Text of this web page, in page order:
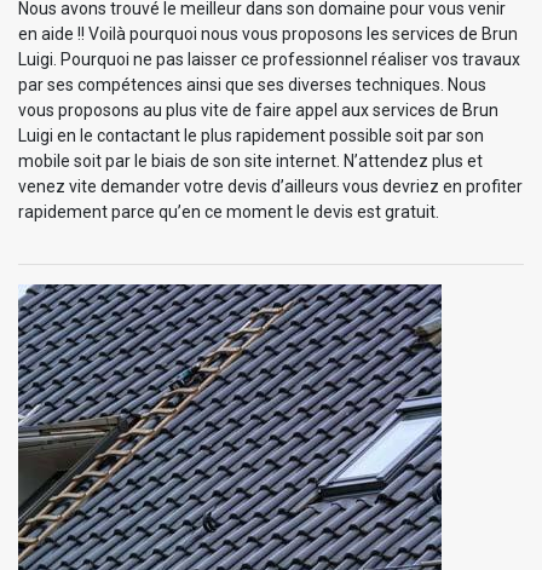
Nous avons trouvé le meilleur dans son domaine pour vous venir
en aide !! Voilà pourquoi nous vous proposons les services de Brun
Luigi. Pourquoi ne pas laisser ce professionnel réaliser vos travaux
par ses compétences ainsi que ses diverses techniques. Nous
vous proposons au plus vite de faire appel aux services de Brun
Luigi en le contactant le plus rapidement possible soit par son
mobile soit par le biais de son site internet. N’attendez plus et
venez vite demander votre devis d’ailleurs vous devriez en profiter
rapidement parce qu’en ce moment le devis est gratuit.